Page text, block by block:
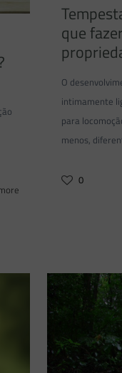
que
O
intimamente
para
menos,
0